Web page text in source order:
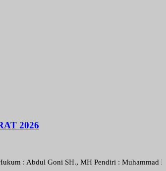
2026
Abdul Goni SH., MH Pendiri : Muhammad